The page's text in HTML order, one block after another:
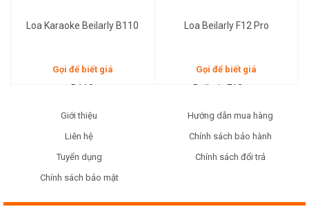
Loa Karaoke Beilarly B110
Gọi để biết giá
Loa Beilarly F12 Pro
Gọi để biết giá
Giới thiệu
Liên hệ
Tuyển dụng
Chính sách bảo mật
Hướng dẫn mua hàng
Chính sách bảo hành
Chính sách đổi trả